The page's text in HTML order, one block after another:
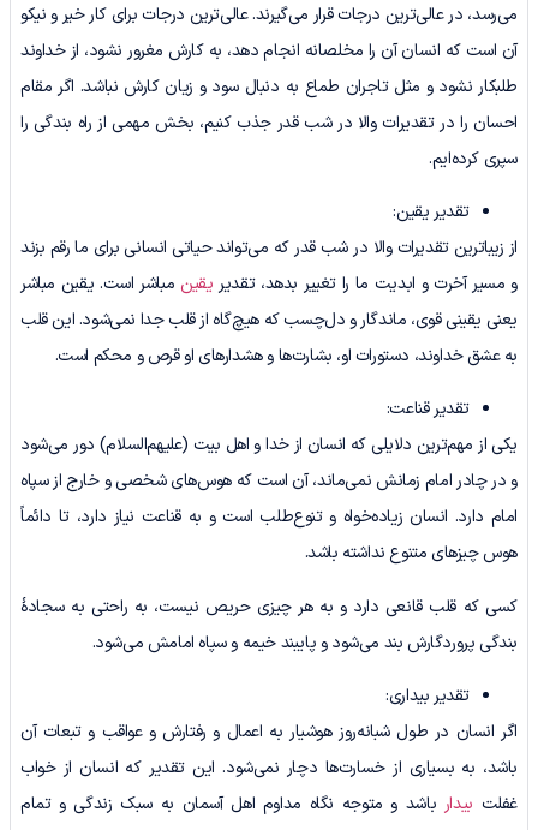
می‌رسد، در عالی‌ترین درجات قرار می‌گیرند. عالی‌ترین درجات برای کار خیر و نیکو
آن است که انسان آن را مخلصانه انجام دهد، به کارش مغرور نشود، از خداوند
طلبکار نشود و مثل تاجران طماع به دنبال سود و زیان کارش نباشد. اگر مقام
احسان را در تقدیرات والا در شب قدر جذب کنیم، بخش مهمی از راه بندگی را
سپری کرده‌ایم.
تقدیر یقین:
از زیباترین تقدیرات والا در شب قدر که می‌تواند حیاتی انسانی برای ما رقم بزند
و مسیر آخرت و ابدیت ما را تغییر بدهد، تقدیر یقین مباشر است. یقین مباشر
یعنی یقینی قوی، ماندگار و دل‌چسب که هیچ‌گاه از قلب جدا نمی‌شود. این قلب
به عشق خداوند، دستورات او، بشارت‌ها و هشدارهای او قرص و محکم است.
تقدیر قناعت:
یکی از مهم‌ترین دلایلی که انسان از خدا و اهل بیت (علیهم‌السلام) دور می‌شود
و در چادر امام زمانش نمی‌ماند، آن است که هوس‌های شخصی و خارج از سپاه
امام دارد. انسان زیاده‌خواه و تنوع‌طلب است و به قناعت نیاز دارد، تا دائماً
هوس چیزهای متنوع نداشته باشد.
کسی که قلب قانعی دارد و به هر چیزی حریص نیست، به راحتی به سجادۀ
بندگی پروردگارش بند می‌شود و پایبند خیمه و سپاه امامش می‌شود.
تقدیر بیداری:
اگر انسان در طول شبانه‌روز هوشیار به اعمال و رفتارش و عواقب و تبعات آن
باشد، به بسیاری از خسارت‌ها دچار نمی‌شود. این تقدیر که انسان از خواب
غفلت بیدار باشد و متوجه نگاه مداوم اهل آسمان به سبک زندگی و تمام